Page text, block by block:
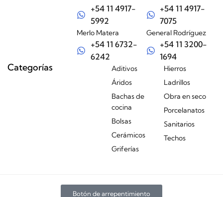
+54 11 4917-
5992
Merlo Matera
+54 11 6732-
6242
+54 11 4917-
7075
General Rodríguez
+54 11 3200-
1694
Categorías
Aditivos
Áridos
Bachas de
cocina
Bolsas
Cerámicos
Griferías
Hierros
Ladrillos
Obra en seco
Porcelanatos
Sanitarios
Techos
Botón de arrepentimiento